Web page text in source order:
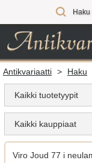
Haku
Antikvariaatti > Haku